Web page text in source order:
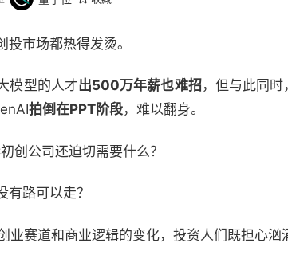
市场都热得发烫。
模型的人才出500万年薪也难招，但与此同时
拍倒在PPT阶段，难以翻身。
创公司还迫切需要什么？
路可以走？
业赛道和商业逻辑的变化，投资人们既担心汹